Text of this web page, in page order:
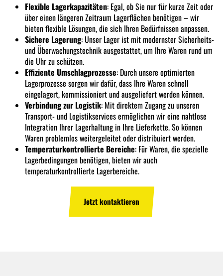
Flexible Lagerkapazitäten: Egal, ob Sie nur für kurze Zeit oder
über einen längeren Zeitraum Lagerflächen benötigen – wir
bieten flexible Lösungen, die sich Ihren Bedürfnissen anpassen.
Sichere Lagerung: Unser Lager ist mit modernster Sicherheits-
und Überwachungstechnik ausgestattet, um Ihre Waren rund um
die Uhr zu schützen.
Effiziente Umschlagprozesse: Durch unsere optimierten
Lagerprozesse sorgen wir dafür, dass Ihre Waren schnell
eingelagert, kommissioniert und ausgeliefert werden können.
Verbindung zur Logistik: Mit direktem Zugang zu unseren
Transport- und Logistikservices ermöglichen wir eine nahtlose
Integration Ihrer Lagerhaltung in Ihre Lieferkette. So können
Waren problemlos weitergeleitet oder distribuiert werden.
Temperaturkontrollierte Bereiche: Für Waren, die spezielle
Lagerbedingungen benötigen, bieten wir auch
temperaturkontrollierte Lagerbereiche.
Jetzt kontaktieren